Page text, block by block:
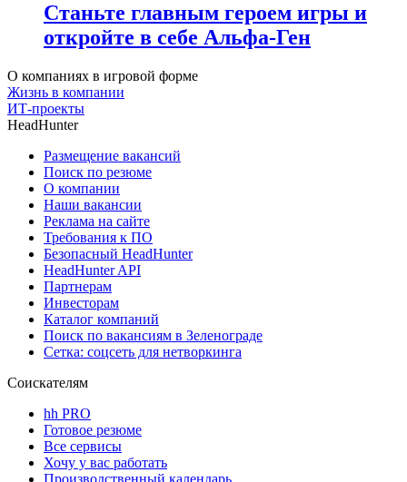
Станьте главным героем игры и
откройте в себе Альфа-Ген
О компаниях в игровой форме
Жизнь в компании
ИТ-проекты
HeadHunter
Размещение вакансий
Поиск по резюме
О компании
Наши вакансии
Реклама на сайте
Требования к ПО
Безопасный HeadHunter
HeadHunter API
Партнерам
Инвесторам
Каталог компаний
Поиск по вакансиям в Зеленограде
Сетка: соцсеть для нетворкинга
Соискателям
hh PRO
Готовое резюме
Все сервисы
Хочу у вас работать
Производственный календарь